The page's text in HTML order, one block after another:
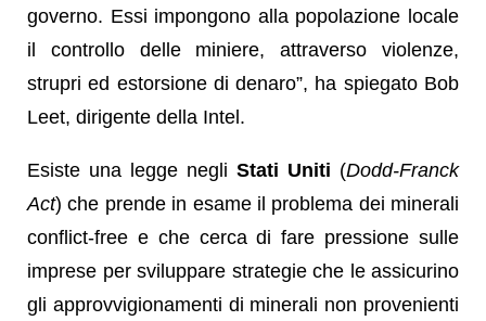
governo. Essi impongono alla popolazione locale
il controllo delle miniere, attraverso violenze,
strupri ed estorsione di denaro”, ha spiegato Bob
Leet, dirigente della Intel.
Esiste una legge negli Stati Uniti (Dodd-Franck
Act) che prende in esame il problema dei minerali
conflict-free e che cerca di fare pressione sulle
imprese per sviluppare strategie che le assicurino
gli approvvigionamenti di minerali non provenienti